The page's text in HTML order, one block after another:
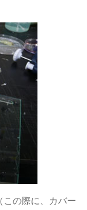
この際に、カバー